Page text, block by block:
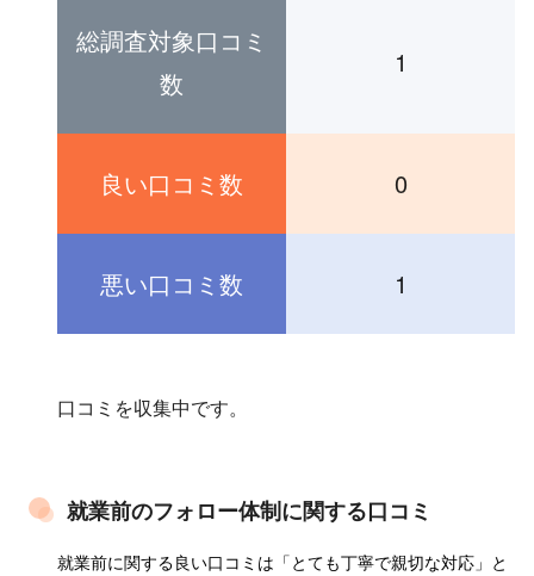
総調査対象口コミ
数
1
良い口コミ数 0
悪い口コミ数 1
口コミを収集中です。
就業前のフォロー体制に関する口コミ
就業前に関する良い口コミは「とても丁寧で親切な対応」と